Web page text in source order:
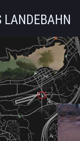
LANDEBAHN